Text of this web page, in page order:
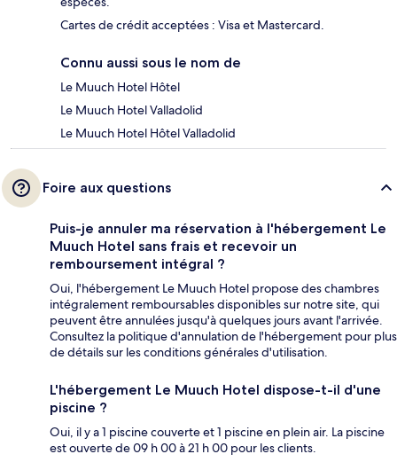
Cartes de crédit acceptées : Visa et Mastercard.
Connu aussi sous le nom de
Le Muuch Hotel Hôtel
Le Muuch Hotel Valladolid
Le Muuch Hotel Hôtel Valladolid
Foire aux questions
Puis-je annuler ma réservation à l'hébergement Le
Muuch Hotel sans frais et recevoir un
remboursement intégral ?
Oui, l'hébergement Le Muuch Hotel propose des chambres
intégralement remboursables disponibles sur notre site, qui
peuvent être annulées jusqu'à quelques jours avant l'arrivée.
Consultez la politique d'annulation de l'hébergement pour plus
de détails sur les conditions générales d'utilisation.
L'hébergement Le Muuch Hotel dispose-t-il d'une
piscine ?
Oui, il y a 1 piscine couverte et 1 piscine en plein air. La piscine
est ouverte de 09 h 00 à 21 h 00 pour les clients.